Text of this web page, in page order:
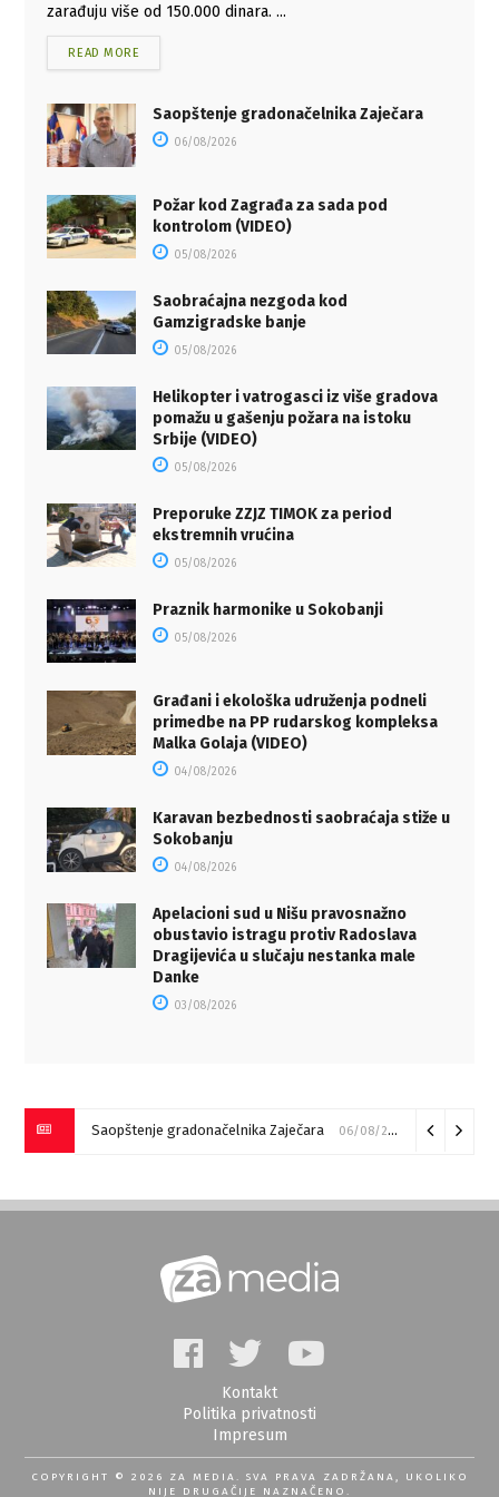
zarađuju više od 150.000 dinara. ...
READ MORE
Saopštenje gradonačelnika Zaječara
06/08/2026
Požar kod Zagrađa za sada pod
kontrolom (VIDEO)
05/08/2026
Saobraćajna nezgoda kod
Gamzigradske banje
05/08/2026
Helikopter i vatrogasci iz više gradova
pomažu u gašenju požara na istoku
Srbije (VIDEO)
05/08/2026
Preporuke ZZJZ TIMOK za period
ekstremnih vrućina
05/08/2026
Praznik harmonike u Sokobanji
05/08/2026
Građani i ekološka udruženja podneli
primedbe na PP rudarskog kompleksa
Malka Golaja (VIDEO)
04/08/2026
Karavan bezbednosti saobraćaja stiže u
Sokobanju
04/08/2026
Apelacioni sud u Nišu pravosnažno
obustavio istragu protiv Radoslava
Dragijevića u slučaju nestanka male
Danke
03/08/2026
Saopštenje gradonačelnika Zaječara 06/08/2026
Kontakt
Politika privatnosti
Impresum
COPYRIGHT © 2026 ZA MEDIA. SVA PRAVA ZADRŽANA, UKOLIKO
NIJE DRUGAČIJE NAZNAČENO.